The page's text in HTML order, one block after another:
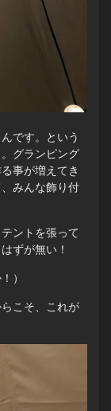
です。という
グランピング
事が増えてき
みんな飾り付
ントを張って
ずが無い！
）
こそ、これが